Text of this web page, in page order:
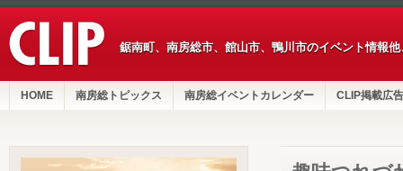
鋸南町、南房総市、館山市、鴨川市のイベント情報
HOME 南房総トピックス 南房総イベントカレンダー CLIP掲載広告